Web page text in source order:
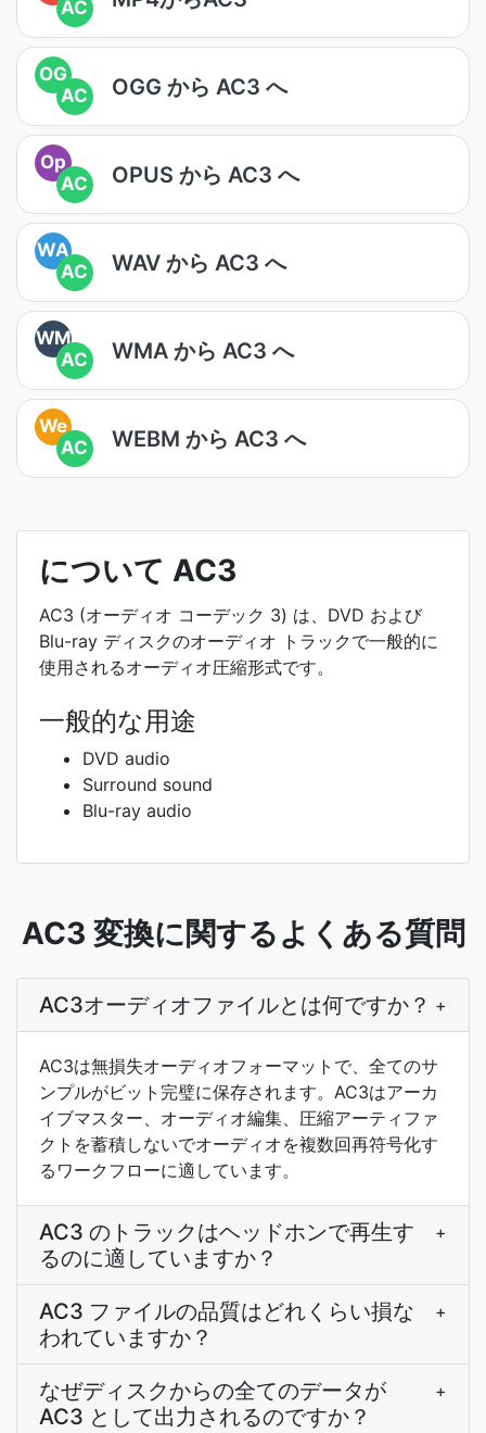
AC
OG
AC
OGG から AC3 へ
Op
AC
OPUS から AC3 へ
WA
AC
WAV から AC3 へ
WM
AC
WMA から AC3 へ
We
AC
WEBM から AC3 へ
について AC3
AC3 (オーディオ コーデック 3) は、DVD および
Blu-ray ディスクのオーディオ トラックで一般的に
使用されるオーディオ圧縮形式です。
一般的な用途
DVD audio
Surround sound
Blu-ray audio
AC3 変換に関するよくある質問
AC3オーディオファイルとは何ですか？ +
AC3は無損失オーディオフォーマットで、全てのサ
ンプルがビット完璧に保存されます。AC3はアーカ
イブマスター、オーディオ編集、圧縮アーティファ
クトを蓄積しないでオーディオを複数回再符号化す
るワークフローに適しています。
AC3 のトラックはヘッドホンで再生す
るのに適していますか？
+
AC3 ファイルの品質はどれくらい損な
われていますか？
+
なぜディスクからの全てのデータが
AC3 として出力されるのですか？
+